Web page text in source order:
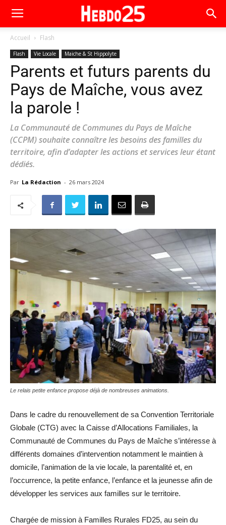
Accueil Flash
Flash Vie Locale Maiche & St Hippolyte
Parents et futurs parents du
Pays de Maîche, vous avez
la parole !
La Communauté de Communes du Pays de Maîche
(CCPM) souhaite connaître les besoins des familles du
territoire, afin d’adapter les actions et services leur étant
dédiés.
Par La Rédaction - 26 mars 2024
Le relais petite enfance propose déjà de nombreuses animations.
Dans le cadre du renouvellement de sa Convention Territoriale
Globale (CTG) avec la Caisse d’Allocations Familiales, la
Communauté de Communes du Pays de Maîche s’intéresse à
différents domaines d’intervention notamment le maintien à
domicile, l’animation de la vie locale, la parentalité et, en
l’occurrence, la petite enfance, l’enfance et la jeunesse afin de
développer les services aux familles sur le territoire.
Chargée de mission à Familles Rurales FD25, au sein du